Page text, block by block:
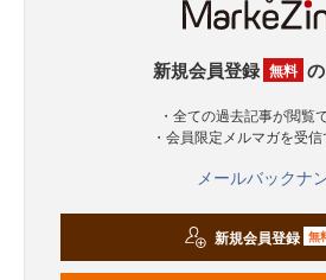
新規会員登録 無料
・全ての過去記事が閲覧
・会員限定メルマガを受
メールバックナ
新規会員登録 無